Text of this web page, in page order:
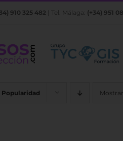
910 325 482 | Tel. Málaga: (+34) 951
Popularidad Mostrar